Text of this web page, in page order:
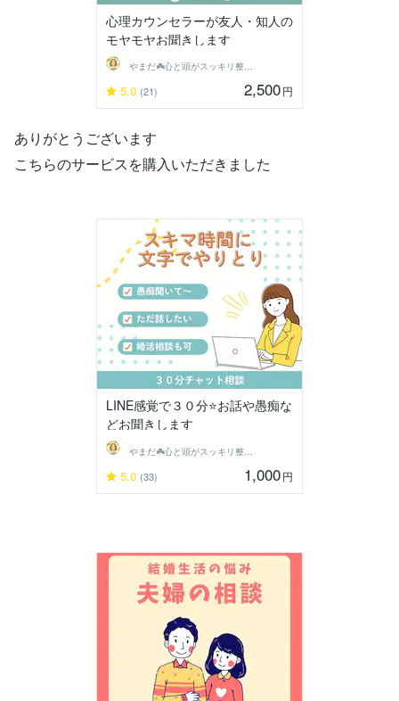
心理カウンセラーが友人・知人の
モヤモヤお聞きします
やまだ☘️心と頭がスッキリ整うサロン
5.0 (21) 2,500円
ありがとうございます
こちらのサービスを購入いただきました
LINE感覚で３０分⭐️お話や愚痴な
どお聞きします
5.0 (33) 1,000円